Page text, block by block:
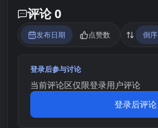
评论 0
发布日期 点赞数 倒序
登录后参与讨论
当前评论区仅限登录用户评论
登录后评论